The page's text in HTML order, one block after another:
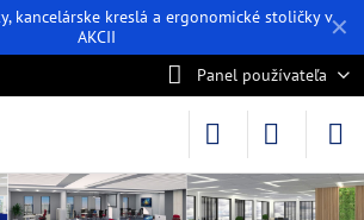
✕
kancelárske kreslá a ergonomické stoličky v
AKCII
Panel používateľa